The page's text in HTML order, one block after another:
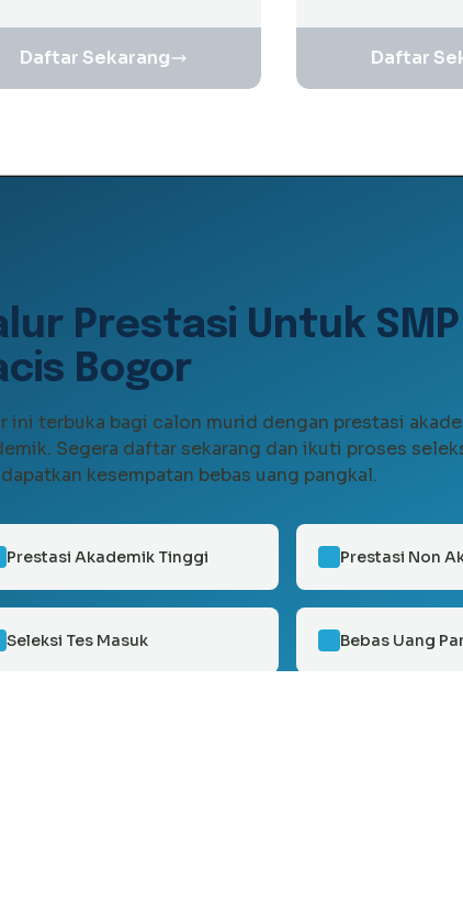
Daftar Sekarang Daftar
Prestasi Untuk
Bogor
ini terbuka bagi calon murid dengan prestasi
Segera daftar sekarang dan ikuti proses
kesempatan bebas uang pangkal.
Prestasi Akademik Tinggi Prestasi Non
Seleksi Tes Masuk Bebas Uang